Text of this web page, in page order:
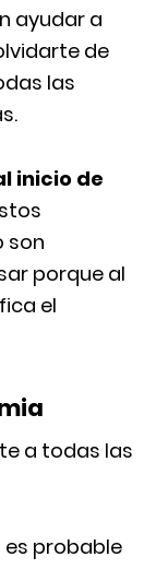
ayudar a
de
las
inicio de
son
porque al
el
a todas las
probable